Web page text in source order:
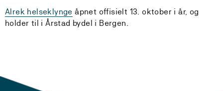
Alrek helseklynge åpnet offisielt 13. oktober i år, og
holder til i Årstad bydel i Bergen.